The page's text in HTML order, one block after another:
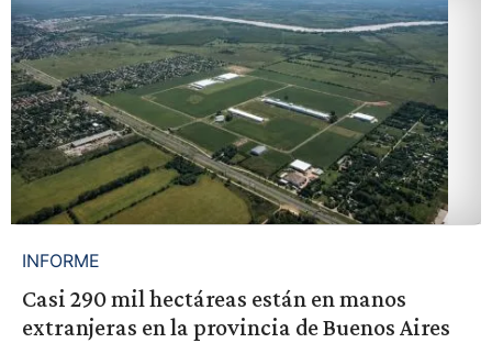
INFORME
Casi 290 mil hectáreas están en manos
extranjeras en la provincia de Buenos Aires